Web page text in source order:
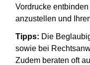
Vordrucke
anzustellen und
Tipps: Die
sowie bei
Zudem beraten oft